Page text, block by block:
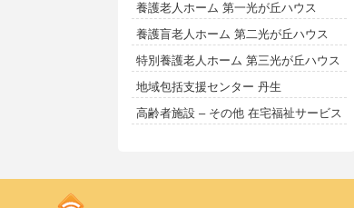
養護老人ホーム 第一光が丘ハウス
養護盲老人ホーム 第二光が丘ハウス
特別養護老人ホーム 第三光が丘ハウス
地域包括支援センター 丹生
高齢者施設 – その他 在宅福祉サービス
Kodoen